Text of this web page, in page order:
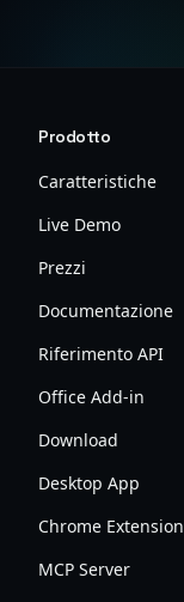
Prodotto
Caratteristiche
Live Demo
Prezzi
Documentazione
Riferimento API
Office Add-in
Download
Desktop App
Chrome Extension
MCP Server